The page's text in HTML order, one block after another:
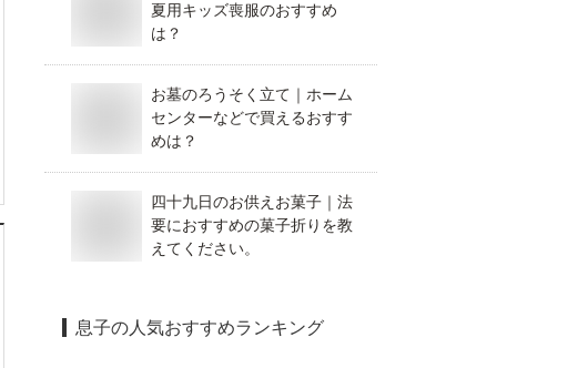
夏用キッズ喪服のおすすめ
は？
お墓のろうそく立て｜ホーム
センターなどで買えるおすす
めは？
四十九日のお供えお菓子｜法
要におすすめの菓子折りを教
えてください。
息子の人気おすすめランキング